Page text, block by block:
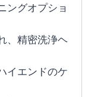
ングオプショ
、精密洗浄ヘ
イエンドのケ